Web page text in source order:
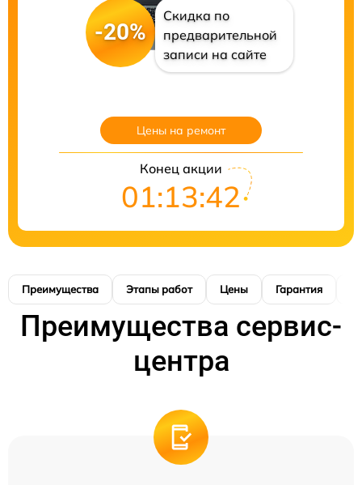
-20%
Скидка по
предварительной
записи на сайте
Цены на ремонт
Конец акции
01:13:41
Преимущества Этапы работ Цены Гарантия
Преимущества сервис-
центра